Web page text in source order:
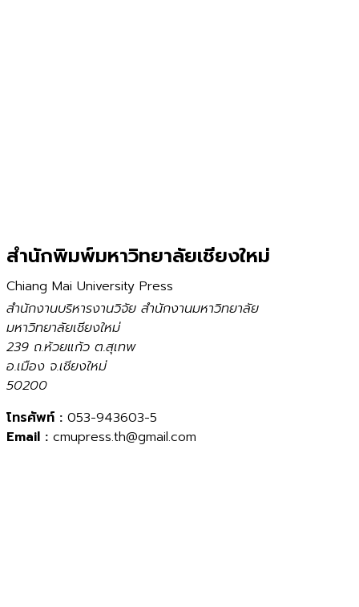
สำนักพิมพ์มหาวิทยาลัยเชียงใหม่
Chiang Mai University Press
สำนักงานบริหารงานวิจัย สำนักงานมหาวิทยาลัย
มหาวิทยาลัยเชียงใหม่
239 ถ.ห้วยแก้ว ต.สุเทพ
อ.เมือง จ.เชียงใหม่
50200
โทรศัพท์ : 053-943603-5
Email : cmupress.th@gmail.com